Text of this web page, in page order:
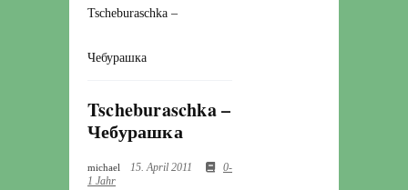
Tscheburaschka –
Чебурашка
Tscheburaschka –
Чебурашка
michael 15. April 2011
0-
1 Jahr